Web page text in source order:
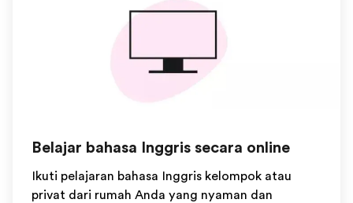
Belajar bahasa Inggris secara online
Ikuti pelajaran bahasa Inggris kelompok atau
privat dari rumah Anda yang nyaman dan